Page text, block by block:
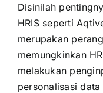
Disinilah
HRIS seperti
merupakan
memungkinkan
melakukan
personalisasi